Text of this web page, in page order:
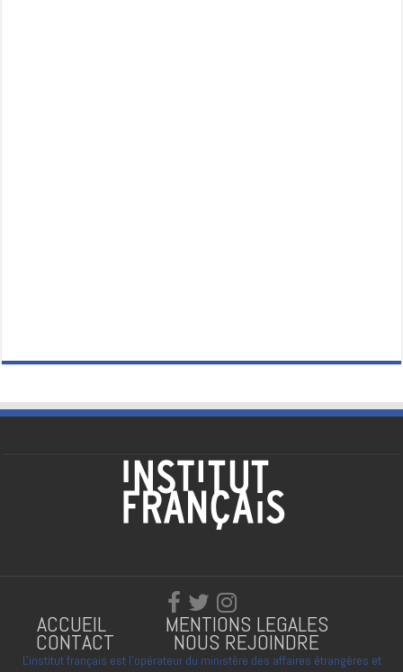
ACCUEIL MENTIONS LEGALES
CONTACT NOUS REJOINDRE
L'institut français est l'opérateur du ministère des affaires étrangères et